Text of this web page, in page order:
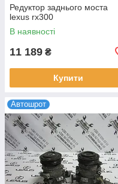
Редуктор заднього моста
lexus rx300
В наявності
11 189 ₴
Купити
Автошрот